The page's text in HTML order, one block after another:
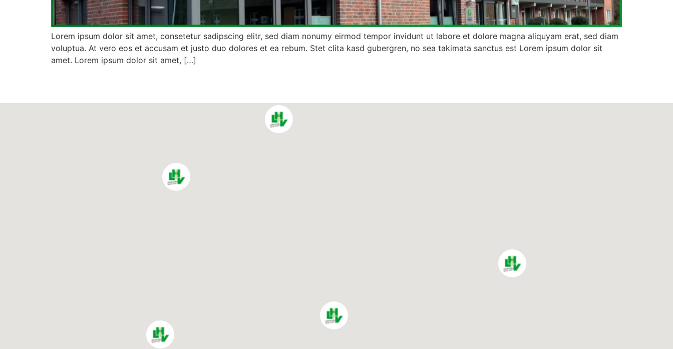
Lorem ipsum dolor sit amet, consetetur sadipscing elitr, sed diam nonumy eirmod tempor invidunt ut labore et dolore magna aliquyam erat, sed diam
voluptua. At vero eos et accusam et justo duo dolores et ea rebum. Stet clita kasd gubergren, no sea takimata sanctus est Lorem ipsum dolor sit
amet. Lorem ipsum dolor sit amet, […]